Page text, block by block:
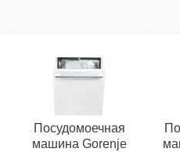
Посудомоечная
машина Gorenje